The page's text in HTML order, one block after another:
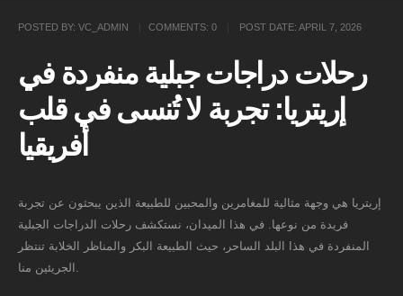
POSTED BY: VC_ADMIN COMMENTS: 0 POST DATE: APRIL 7, 2026
رحلات دراجات جبلية منفردة في
إريتريا: تجربة لا تُنسى في قلب
أفريقيا
إريتريا هي وجهة مثالية للمغامرين والمحبين للطبيعة الذين يبحثون عن تجربة
فريدة من نوعها. في هذا الميدان، نستكشف رحلات الدراجات الجبلية
المنفردة في هذا البلد الساحر، حيث الطبيعة البكر والمناظر الخلابة تنتظر